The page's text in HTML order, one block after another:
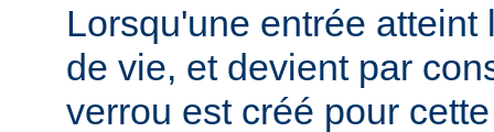
Lorsqu'une entrée
de vie, et devient par
verrou est créé pour